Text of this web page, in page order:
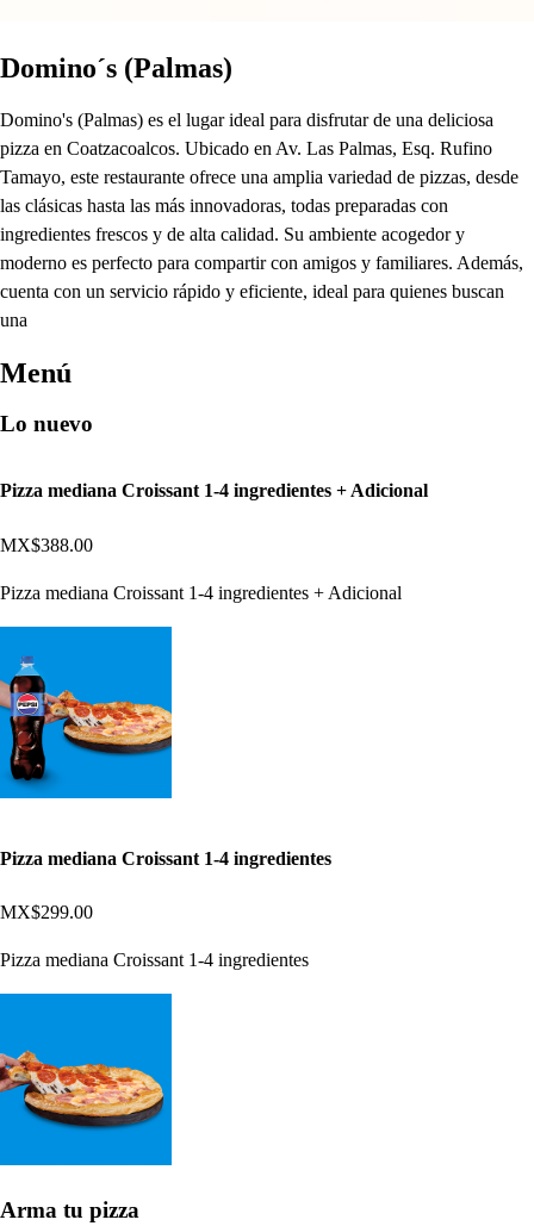
Domino´s (Palmas)
Domino's (Palmas) es el lugar ideal para disfrutar de una deliciosa
pizza en Coatzacoalcos. Ubicado en Av. Las Palmas, Esq. Rufino
Tamayo, este restaurante ofrece una amplia variedad de pizzas, desde
las clásicas hasta las más innovadoras, todas preparadas con
ingredientes frescos y de alta calidad. Su ambiente acogedor y
moderno es perfecto para compartir con amigos y familiares. Además,
cuenta con un servicio rápido y eficiente, ideal para quienes buscan
una
Menú
Lo nuevo
Pizza mediana Croissant 1-4 ingredientes + Adicional
MX$388.00
Pizza mediana Croissant 1-4 ingredientes + Adicional
Pizza mediana Croissant 1-4 ingredientes
MX$299.00
Pizza mediana Croissant 1-4 ingredientes
Arma tu pizza